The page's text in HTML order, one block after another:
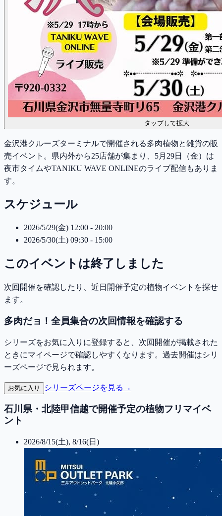
タップして拡大
金沢港クルーズターミナルで開催される多肉植物と雑貨の販
売イベント。県内外から25店舗が集まり、5月29日（金）は
夜市タイムやTANIKU WAVE ONLINEのライブ配信もありま
す。
スケジュール
2026/5/29(金) 12:00 - 20:00
2026/5/30(土) 09:30 - 15:00
このイベントは終了しました
次回開催を確認したり、近日開催予定の植物イベントを探せ
ます。
多肉だョ！全員集合の次回情報を確認する
シリーズをお気に入りに登録すると、次回開催が掲載された
ときにマイページで確認しやすくなります。過去開催はシリ
ーズページで見られます。
お気に入り シリーズページを見る →
石川県・北陸甲信越で開催予定の植物フリマイベ
ント
2026/8/15(土), 8/16(日)